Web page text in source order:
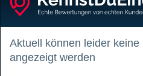
Aktuell können leider
angezeigt werden